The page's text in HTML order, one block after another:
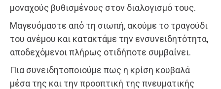
μοναχούς βυθισμένους στον διαλογισμό τους.
Μαγευόμαστε από τη σιωπή, ακούμε το τραγούδι
του ανέμου και κατακτάμε την ενσυνειδητότητα,
αποδεχόμενοι πλήρως οτιδήποτε συμβαίνει.
Πια συνειδητοποιούμε πως η κρίση κουβαλά
μέσα της και την προοπτική της πνευματικής